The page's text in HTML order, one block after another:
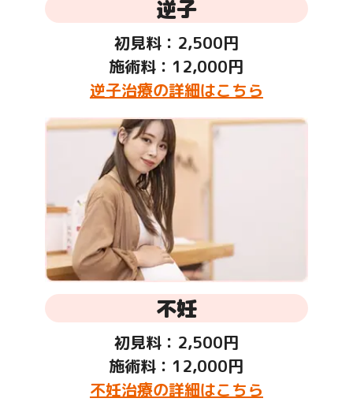
逆子
初見料：2,500円
施術料：12,000円
逆子治療の詳細はこちら
不妊
初見料：2,500円
施術料：12,000円
不妊治療の詳細はこちら